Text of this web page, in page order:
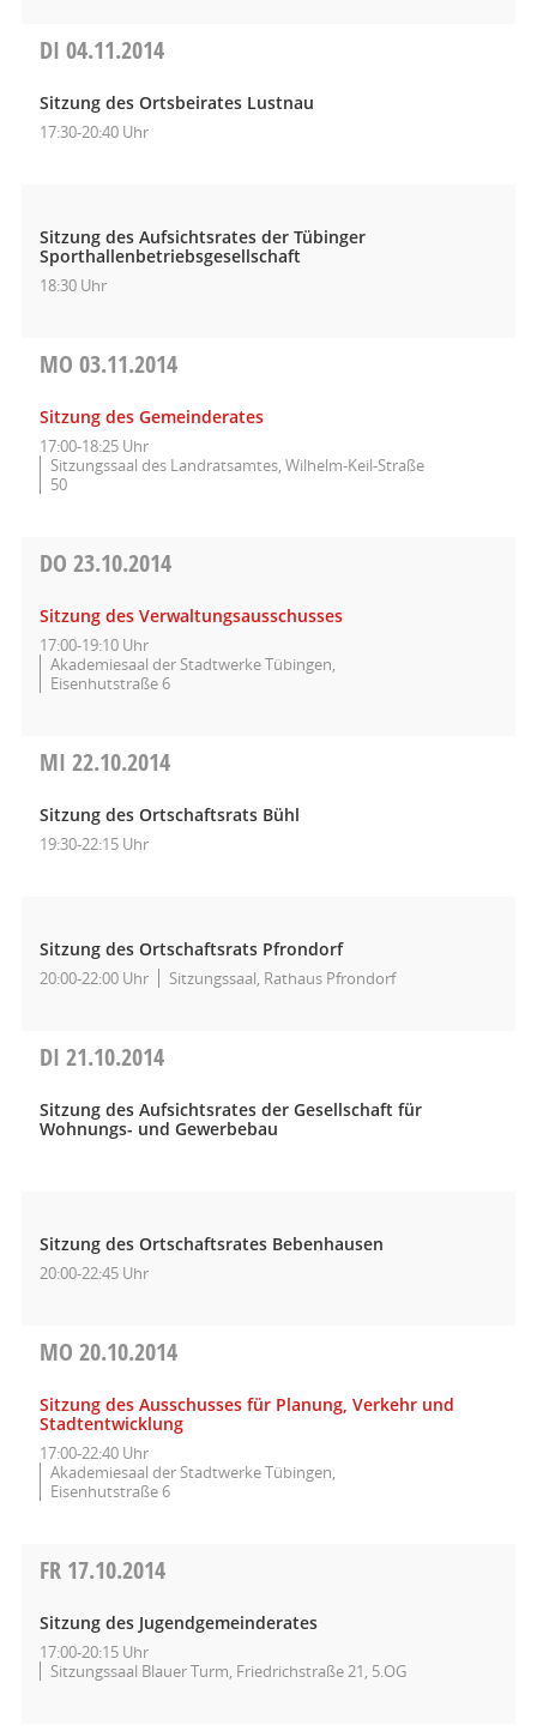
DI 04.11.2014
Sitzung des Ortsbeirates Lustnau
17:30-20:40 Uhr
Sitzung des Aufsichtsrates der Tübinger
Sporthallenbetriebsgesellschaft
18:30 Uhr
MO 03.11.2014
Sitzung des Gemeinderates
17:00-18:25 Uhr
Sitzungssaal des Landratsamtes, Wilhelm-Keil-Straße
50
DO 23.10.2014
Sitzung des Verwaltungsausschusses
17:00-19:10 Uhr
Akademiesaal der Stadtwerke Tübingen,
Eisenhutstraße 6
MI 22.10.2014
Sitzung des Ortschaftsrats Bühl
19:30-22:15 Uhr
Sitzung des Ortschaftsrats Pfrondorf
20:00-22:00 Uhr Sitzungssaal, Rathaus Pfrondorf
DI 21.10.2014
Sitzung des Aufsichtsrates der Gesellschaft für
Wohnungs- und Gewerbebau
Sitzung des Ortschaftsrates Bebenhausen
20:00-22:45 Uhr
MO 20.10.2014
Sitzung des Ausschusses für Planung, Verkehr und
Stadtentwicklung
17:00-22:40 Uhr
Akademiesaal der Stadtwerke Tübingen,
Eisenhutstraße 6
FR 17.10.2014
Sitzung des Jugendgemeinderates
17:00-20:15 Uhr
Sitzungssaal Blauer Turm, Friedrichstraße 21, 5.OG